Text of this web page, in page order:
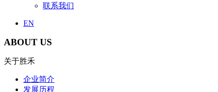
联系我们
EN
ABOUT US
关于胜禾
企业简介
发展历程